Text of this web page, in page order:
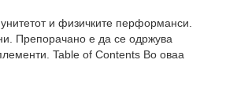
и физичките перформанси.
Препорачано е да се одржува
Table of Contents Во оваа